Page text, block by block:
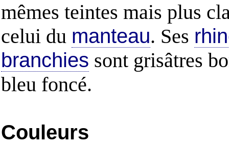
mêmes teintes mais plus
celui du manteau. Ses
branchies sont grisâtres
bleu foncé.
Couleurs